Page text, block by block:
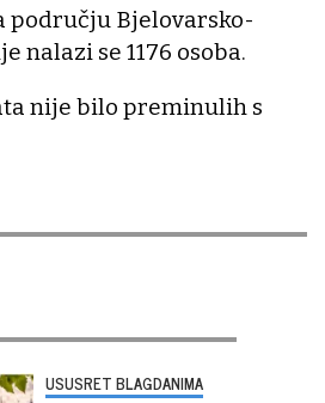
području Bjelovarsko-
nalazi se 1176 osoba.
nije bilo preminulih s
USUSRET BLAGDANIMA